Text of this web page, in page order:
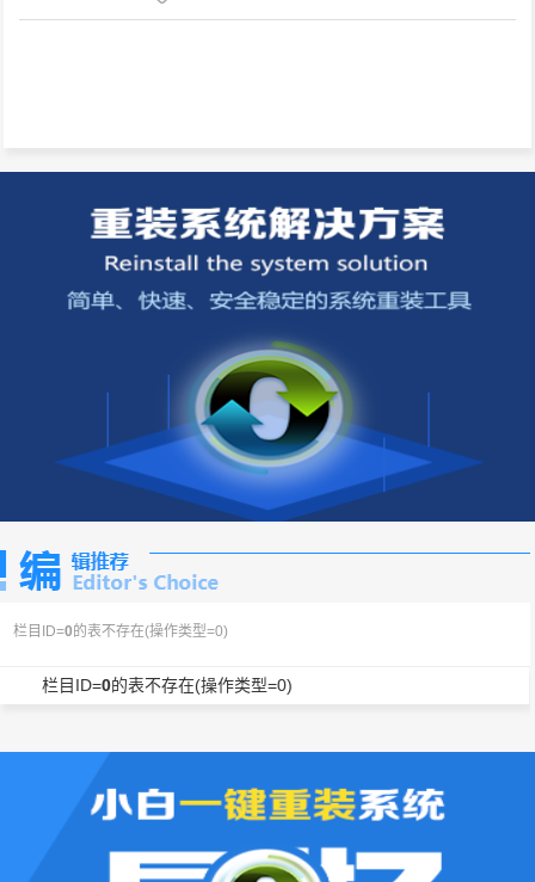
活
windows8激活
栏目ID=0的表不存在(操作类型=0)
栏目ID=0的表不存在(操作类型=0)